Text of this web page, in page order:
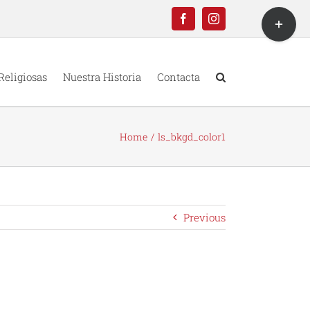
FacebookInstagram
Nuestra Historia Contacta
Home ls_bkgd_color1
Previous
Toggle
Sliding